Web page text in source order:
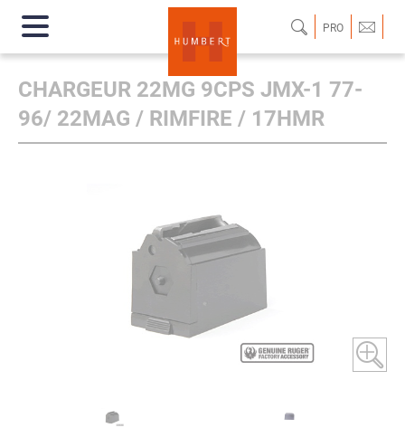
PRO
CHARGEUR 22MG 9CPS JMX-1 77-
96/ 22MAG / RIMFIRE / 17HMR